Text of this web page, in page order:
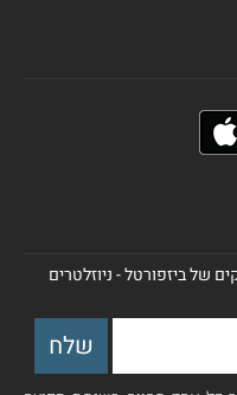
של ביזפורטל - ניוזלטרים